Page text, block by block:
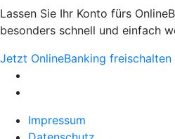
Lassen Sie Ihr Konto fürs
besonders schnell und einfach
Jetzt OnlineBanking freischalten
Impressum